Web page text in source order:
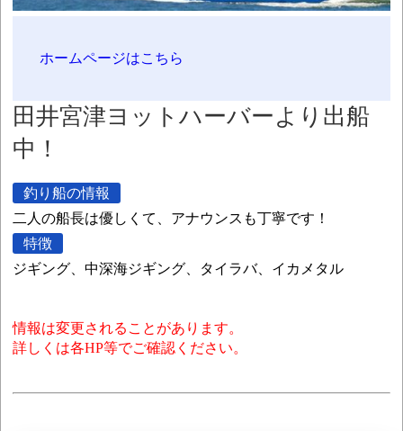
ホームページはこちら
田井宮津ヨットハーバーより出船
中！
釣り船の情報
二人の船長は優しくて、アナウンスも丁寧です！
特徴
ジギング、中深海ジギング、タイラバ、イカメタル
情報は変更されることがあります。
詳しくは各HP等でご確認ください。